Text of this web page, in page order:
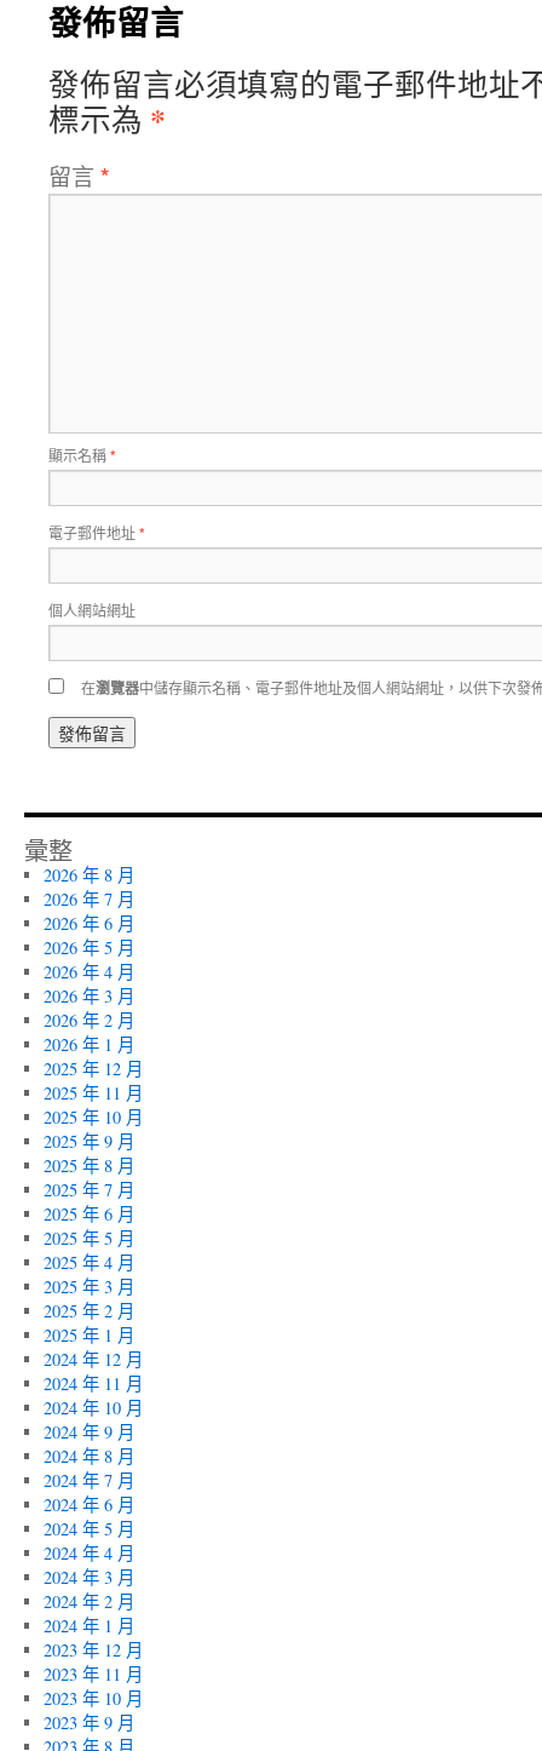
發佈留言
發佈留言必須填寫的電子郵件地址
標示為 *
留言 *
顯示名稱*
電子郵件地址*
個人網站網址
在瀏覽器中儲存顯示名稱、電子郵件地址及個人網站網址，以供下次發
彙整
2026 年 8 月
2026 年 7 月
2026 年 6 月
2026 年 5 月
2026 年 4 月
2026 年 3 月
2026 年 2 月
2026 年 1 月
2025 年 12 月
2025 年 11 月
2025 年 10 月
2025 年 9 月
2025 年 8 月
2025 年 7 月
2025 年 6 月
2025 年 5 月
2025 年 4 月
2025 年 3 月
2025 年 2 月
2025 年 1 月
2024 年 12 月
2024 年 11 月
2024 年 10 月
2024 年 9 月
2024 年 8 月
2024 年 7 月
2024 年 6 月
2024 年 5 月
2024 年 4 月
2024 年 3 月
2024 年 2 月
2024 年 1 月
2023 年 12 月
2023 年 11 月
2023 年 10 月
2023 年 9 月